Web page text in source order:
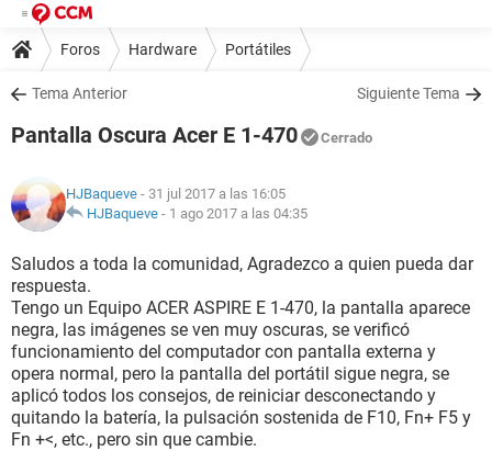
Foros Hardware Portátiles
Tema Anterior Siguiente Tema
Pantalla Oscura Acer E 1-470 Cerrado
HJBaqueve - 31 jul 2017 a las 16:05
HJBaqueve - 1 ago 2017 a las 04:35
Saludos a toda la comunidad, Agradezco a quien pueda dar
respuesta.
Tengo un Equipo ACER ASPIRE E 1-470, la pantalla aparece
negra, las imágenes se ven muy oscuras, se verificó
funcionamiento del computador con pantalla externa y
opera normal, pero la pantalla del portátil sigue negra, se
aplicó todos los consejos, de reiniciar desconectando y
quitando la batería, la pulsación sostenida de F10, Fn+ F5 y
Fn +<, etc., pero sin que cambie.